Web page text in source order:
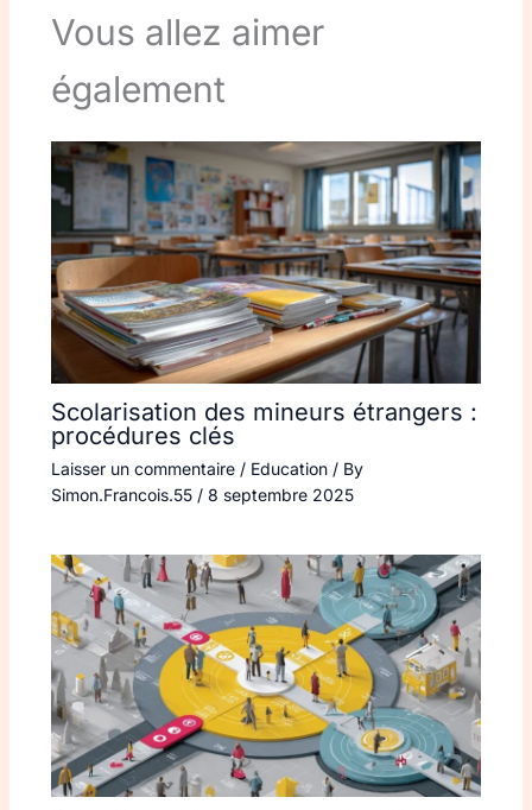
Vous allez aimer
également
Scolarisation des mineurs étrangers :
procédures clés
Laisser un commentaire / Education/ By
Simon.Francois.55 / 8 septembre 2025